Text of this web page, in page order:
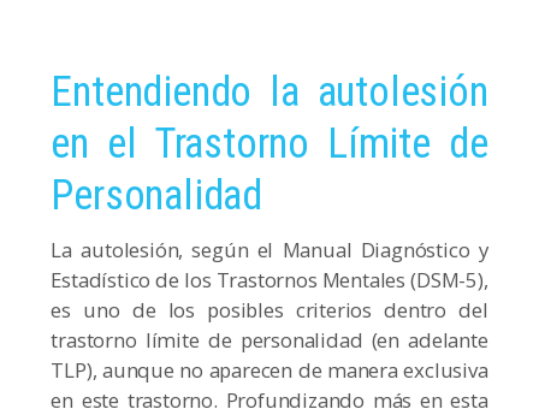
Entendiendo la autolesión
en el Trastorno Límite de
Personalidad
La autolesión, según el Manual Diagnóstico y
Estadístico de los Trastornos Mentales (DSM-5),
es uno de los posibles criterios dentro del
trastorno límite de personalidad (en adelante
TLP), aunque no aparecen de manera exclusiva
en este trastorno. Profundizando más en esta